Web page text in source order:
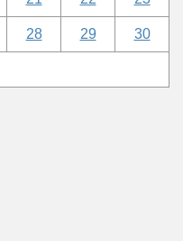
28 29 30